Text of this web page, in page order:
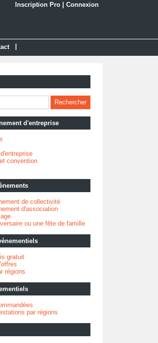
Inscription Pro Connexion
d'entreprise
convention
de collectivité
d'association
ou une fête de famille
gratuit
régions
par régions